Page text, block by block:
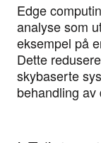
Edge
analyse som
eksempel på
Dette
skybaserte
behandling